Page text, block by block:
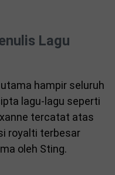
Lagu
hampir seluruh
lagu-lagu seperti
tercatat atas
royalti terbesar
oleh Sting.